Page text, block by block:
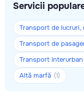
Servicii
Transport de lucruri,
Transport de
Transport interurban
Altă marfă (1)